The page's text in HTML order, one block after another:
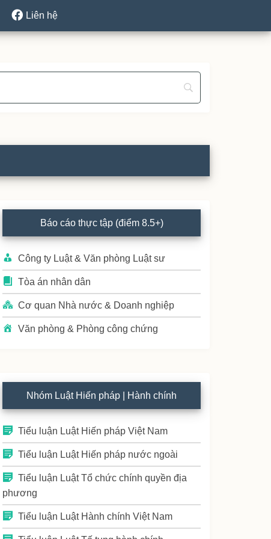
Liên hệ
Primary
Sidebar
Báo cáo thực tập (điểm 8.5+)
Công ty Luật & Văn phòng Luật sư
Tòa án nhân dân
Cơ quan Nhà nước & Doanh nghiệp
Văn phòng & Phòng công chứng
Nhóm Luật Hiến pháp | Hành chính
Tiểu luận Luật Hiến pháp Việt Nam
Tiểu luận Luật Hiến pháp nước ngoài
Tiểu luận Luật Tổ chức chính quyền địa
phương
Tiểu luận Luật Hành chính Việt Nam